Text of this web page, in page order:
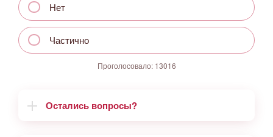
Нет
Частично
Проголосовало: 13016
Остались вопросы?